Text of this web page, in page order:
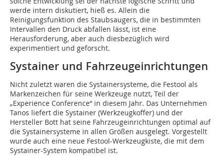
werde intern diskutiert, hieß es. Allein die
Reinigungsfunktion des Staubsaugers, die in bestimmten
Intervallen den Druck abfallen lässt, ist eine
Herausforderung, aber auch diesbezüglich wird
experimentiert und geforscht.
Systainer und Fahrzeugeinrichtungen
Nicht zuletzt waren die Systainersysteme, die Festool als
Markenzeichen für seine Werkzeuge nutzt, Teil der
„Experience Conference“ in diesem Jahr. Das Unternehmen
Tanos liefert die Systainer (Werkzeugkoffer) und der
Hersteller Bott hat seine Fahrzeugeinrichtungen optimal auf
die Systainersysteme in allen Größen ausgelegt. Vorgestellt
wurde auch eine neue Festool-Werkzeugkiste, die mit dem
Systainer-System kompatibel ist.